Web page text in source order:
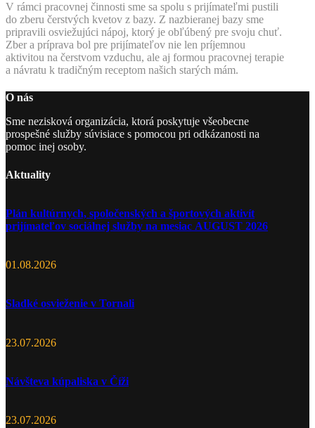
V rámci pracovnej činnosti sme sa spolu s prijímateľmi pustili
do zberu čerstvých kvetov z bazy. Z nazbieranej bazy sme
pripravili osviežujúci nápoj, ktorý je obľúbený pre svoju chuť.
Zber a príprava bol pre prijímateľov nie len príjemnou
aktivitou na čerstvom vzduchu, ale aj formou pracovnej terapie
a návratu k tradičným receptom našich starých mám.
O nás
Sme nezisková organizácia, ktorá poskytuje všeobecne
prospešné služby súvisiace s pomocou pri odkázanosti na
pomoc inej osoby.
Aktuality
Plán kultúrnych, spoločenských a športových aktivít
prijímateľov sociálnej služby na mesiac AUGUST 2026
01.08.2026
Sladké osvieženie v Tornali
23.07.2026
Návšteva kúpaliska v Číži
23.07.2026